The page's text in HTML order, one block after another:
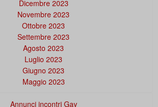
Dicembre 2023
Novembre 2023
Ottobre 2023
Settembre 2023
Agosto 2023
Luglio 2023
Giugno 2023
Maggio 2023
Annunci incontri Gay